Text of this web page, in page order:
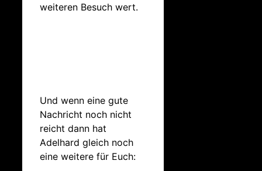
weiteren Besuch wert.
Und wenn eine gute
Nachricht noch nicht
reicht dann hat
Adelhard gleich noch
eine weitere für Euch: